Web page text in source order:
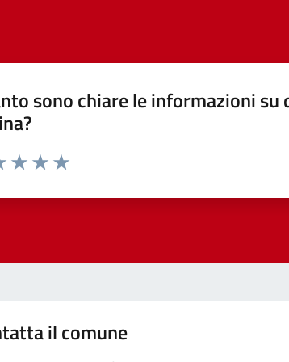
sono chiare le informazioni su
il comune